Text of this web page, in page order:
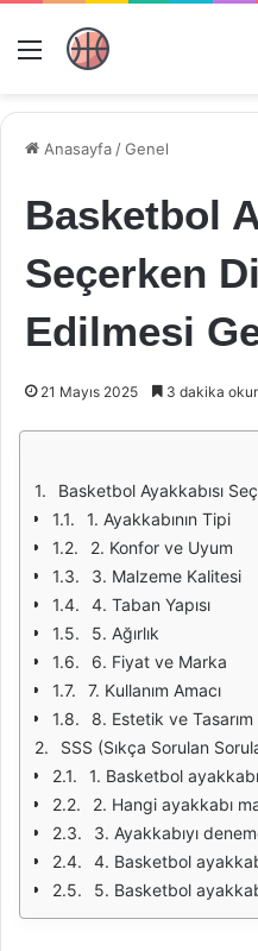
Menü
Anasayfa /Genel
Basketbol
Seçerken
Edilmesi
21 Mayıs 2025 3 dakika
Basketbol Ayakkabısı
1. Ayakkabının Tipi
2. Konfor ve Uyum
3. Malzeme Kalitesi
4. Taban Yapısı
5. Ağırlık
6. Fiyat ve Marka
7. Kullanım Amacı
8. Estetik ve Tasarım
SSS (Sıkça Sorulan
1. Basketbol
2. Hangi ayakkabı
3. Ayakkabıyı
4. Basketbol
5. Basketbol ayakkabısı